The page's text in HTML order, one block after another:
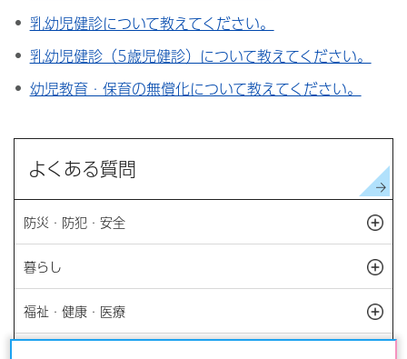
乳幼児健診について教えてください。
乳幼児健診（5歳児健診）について教えてください。
幼児教育・保育の無償化について教えてください。
よくある質問
防災・防犯・安全
暮らし
福祉・健康・医療